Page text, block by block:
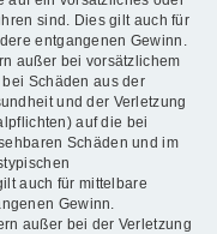
sind. Dies gilt auch für
entgangenen Gewinn.
außer bei vorsätzlichem
Schäden aus der
und der Verletzung
auf die bei
Schäden und im
auch für mittelbare
Gewinn.
außer bei der Verletzung